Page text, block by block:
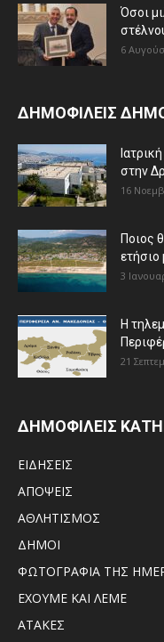
Όσοι
6
ΔΗΜΟΦΙΛΕΙΣ
στην
16
Ποιος
ετήσιο
3
Η
21
ΔΗΜΟΦΙΛΕΙΣ
ΕΙΔΗΣΕΙΣ
ΑΠΟΨΕΙΣ
ΑΘΛΗΤΙΣΜΟΣ
ΔΗΜΟΙ
ΦΩΤΟΓΡΑΦΙΑ ΤΗΣ
ΕΧΟΥΜΕ ΚΑΙ ΛΕΜΕ
ΑΤΑΚΕΣ